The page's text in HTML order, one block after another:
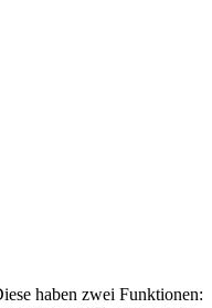
haben zwei Funktionen: